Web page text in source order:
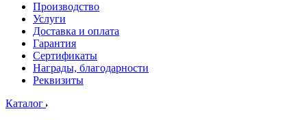
Производство
Услуги
Доставка и оплата
Гарантия
Сертификаты
Награды, благодарности
Реквизиты
Каталог